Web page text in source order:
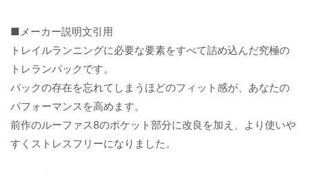
■メーカー説明文引用
トレイルランニングに必要な要素をすべて詰め込んだ究極の
トレランパックです。
パックの存在を忘れてしまうほどのフィット感が、あなたの
パフォーマンスを高めます。
前作のルーファス8のポケット部分に改良を加え、より使いや
すくストレスフリーになりました。